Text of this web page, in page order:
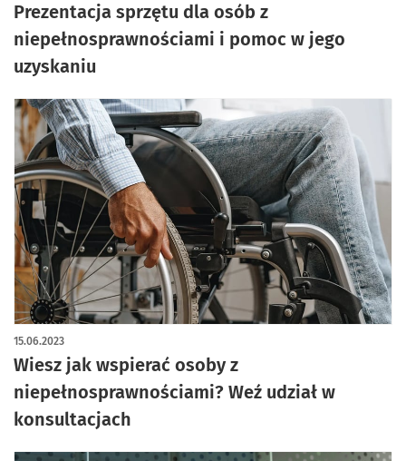
Prezentacja sprzętu dla osób z
niepełnosprawnościami i pomoc w jego
uzyskaniu
Wiesz jak wspierać osoby z
niepełnosprawnościami? Weź udział w
konsultacjach
15.06.2023